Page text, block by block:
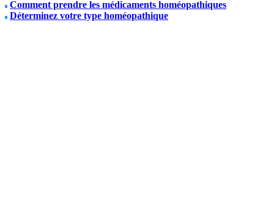
Comment prendre les médicaments homéopathiques
Déterminez votre type homéopathique